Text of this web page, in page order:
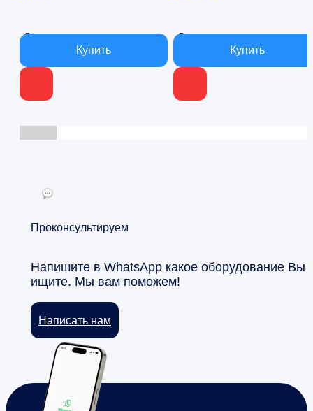
В наличии В наличии
Проконсультируем
Напишите в WhatsApp какое оборудование Вы
ищите. Мы вам поможем!
Написать нам